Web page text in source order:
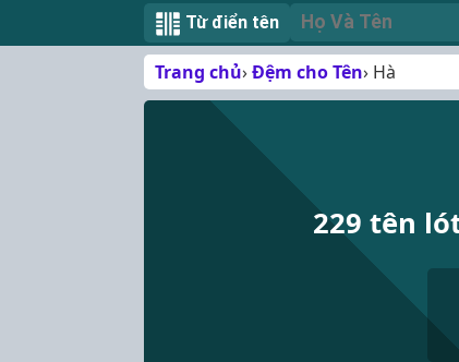
Từ điển tên
Trang chủ Đệm cho Tên Hà
229 tên